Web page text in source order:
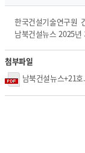
뉴
CI
자
한국건설기술연구원
남북건설뉴스 2025년
첨부파일
남북건설뉴스+21